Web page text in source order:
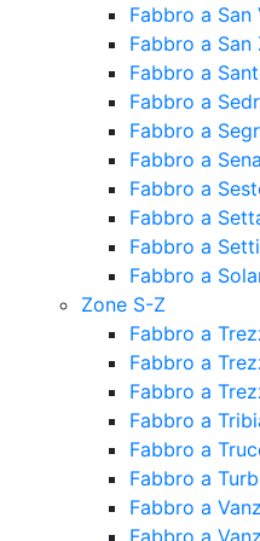
Fabbro a
Fabbro a San
Fabbro a
Fabbro a
Fabbro a
Fabbro a
Fabbro a
Fabbro a
Fabbro a
Fabbro a
Zone S-Z
Fabbro a
Fabbro a
Fabbro a
Fabbro a
Fabbro a
Fabbro a
Fabbro a
Fabbro a